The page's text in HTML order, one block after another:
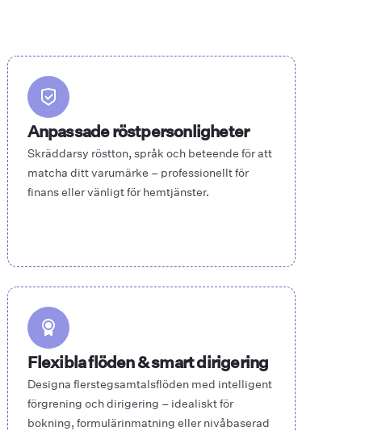
Anpassade röstpersonligheter
Skräddarsy röstton, språk och beteende för att
matcha ditt varumärke – professionellt för
finans eller vänligt för hemtjänster.
Flexibla flöden & smart dirigering
Designa flerstegsamtalsflöden med intelligent
förgrening och dirigering – idealiskt för
bokning, formulärinmatning eller nivåbaserad